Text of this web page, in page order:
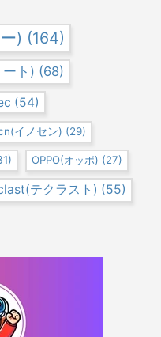
) (164)
ート) (68)
(54)
イノセン) (29)
OPPO(オッポ) (27)
テクラスト) (55)